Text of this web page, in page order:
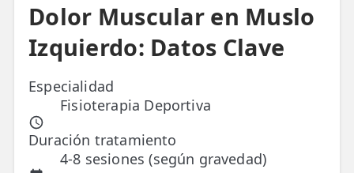
🫶 Suelo Pélvico
💆 Masajes Madrid
🏅 Fisioterapia Deportiva
🧠 Fisioterapia Neurológica
🧍 Fisioterapia Vestibular
Dolor Muscular en Muslo
Izquierdo: Datos Clave
Especialidad
Fisioterapia Deportiva
Duración tratamiento
4-8 sesiones (según gravedad)